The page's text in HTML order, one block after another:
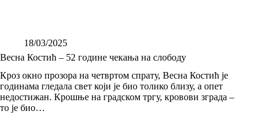
18/03/2025
Весна Костић – 52 године чекања на слободу
Кроз окно прозора на четвртом спрату, Весна Костић је
годинама гледала свет који је био толико близу, а опет
недостижан. Крошње на градском тргу, кровови зграда –
то је био…